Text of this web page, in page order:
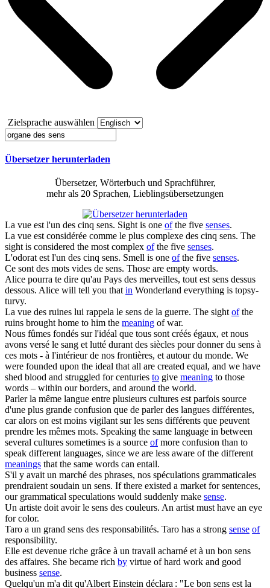
Zielsprache auswählen
Übersetzer herunterladen
Übersetzer, Wörterbuch und Sprachführer,
mehr als 20 Sprachen, Lieblingsübersetzungen
La vue est l'un des cinq sens. Sight is one ofthe five senses.
La vue est considérée comme le plus complexe des cinq sens. The
sight is considered the most complex ofthe five senses.
L'odorat est l'un des cinq sens. Smell is one ofthe five senses.
Ce sontdes mots vides de sens. Those are empty words.
Alice pourra te dire qu'au Pays des merveilles, tout estsens dessus
dessous. Alice will tell you thatin Wonderland everything is topsy-
turvy.
La vue des ruines lui rappela le sens de la guerre. The sightofthe
ruins brought home to him the meaning of war.
Nous fûmes fondés sur l'idéal que tous sont créés égaux, et nous
avons versé le sang et lutté durantdes siècles pour donner du sens à
ces mots - à l'intérieur de nos frontières, et autour du monde. We
were founded upon the ideal that all are created equal, and we have
shed blood and struggled for centuries to give meaning to those
words – within our borders, and around the world.
Parler la même langue entre plusieurs cultures est parfois source
d'une plus grande confusion que de parlerdes langues différentes,
car alors on est moins vigilant sur les sens différents que peuvent
prendre les mêmes mots. Speaking the same language in between
several cultures sometimes is a source ofmore confusion than to
speak different languages, since we are less aware of the different
meanings that the same words can entail.
S'il y avait un marché des phrases, nos spéculations grammaticales
prendraient soudain un sens. If there existed a market for sentences,
our grammatical speculations would suddenly make sense.
Un artiste doit avoir le sens des couleurs. An artist must have an eye
for color.
Taro a un grand sens des responsabilités. Taro has a strong sense of
responsibility.
Elle est devenue riche grâce à un travail acharné et à un bon sens
des affaires. She became rich by virtue of hard work and good
business sense.
Quelqu'un m'a dit qu'Albert Einstein déclara : "Le bon sens est la